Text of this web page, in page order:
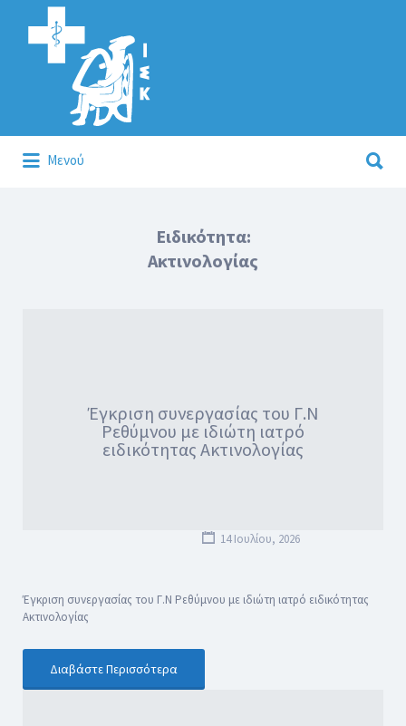
Αναζήτηση
για:
Μενού
για:
Ειδικότητα:
Ακτινολογίας
Έγκριση συνεργασίας του Γ.Ν
Ρεθύμνου με ιδιώτη ιατρό
ειδικότητας Ακτινολογίας
14 Ιουλίου, 2026
Έγκριση συνεργασίας του Γ.Ν Ρεθύμνου με ιδιώτη ιατρό ειδικότητας
Ακτινολογίας
Διαβάστε Περισσότερα